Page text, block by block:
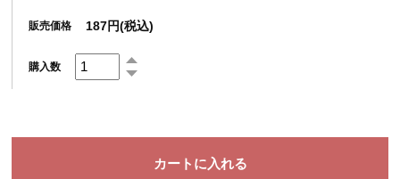
販売価格 187円(税込)
購入数